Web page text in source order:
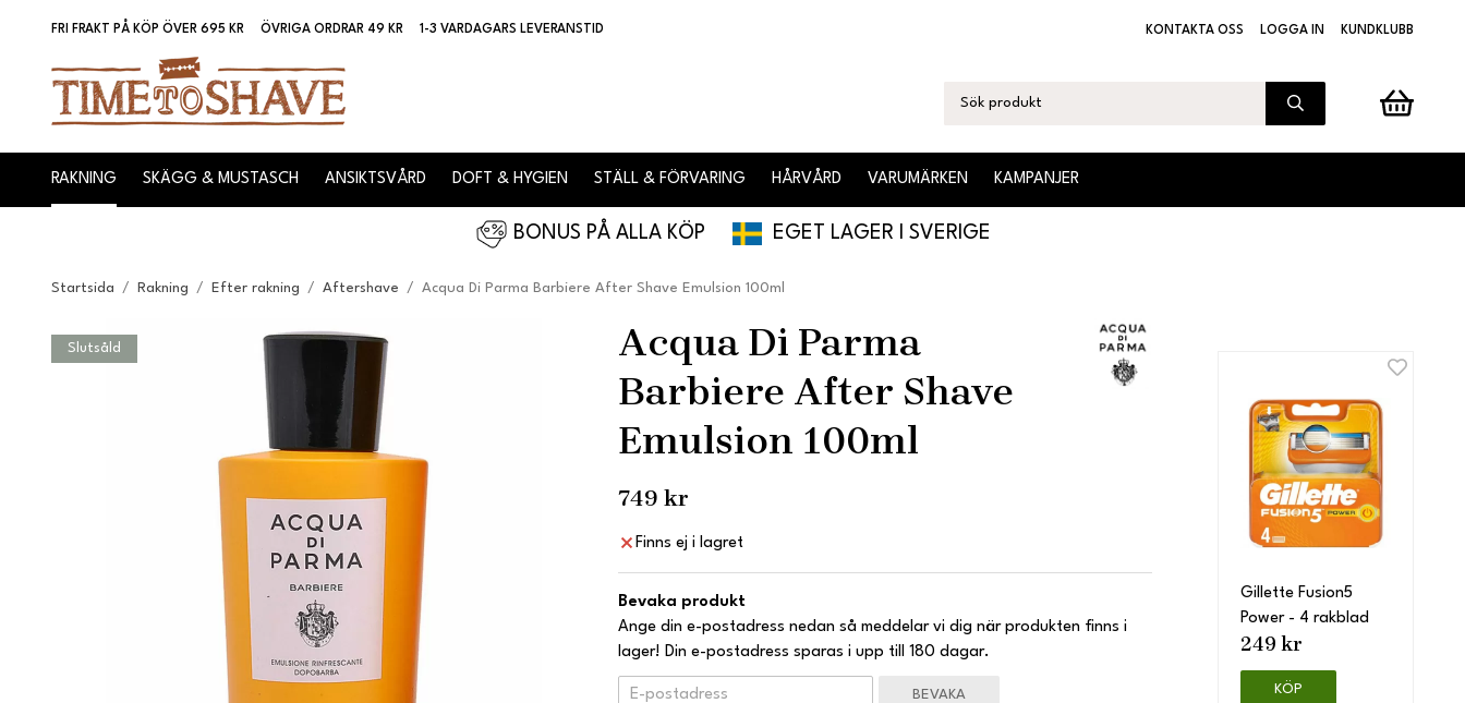
FRI FRAKT PÅ KÖP ÖVER 695 KR ÖVRIGA ORDRAR 49 KR 1-3 VARDAGARS LEVERANSTID KONTAKTA OSS LOGGA IN KUNDKLUBB
RAKNING SKÄGG & MUSTASCH ANSIKTSVÅRD DOFT & HYGIEN STÄLL & FÖRVARING HÅRVÅRD VARUMÄRKEN KAMPANJER
BONUS PÅ ALLA KÖP EGET LAGER I SVERIGE
Startsida / Rakning / Efter rakning / Aftershave / Acqua Di Parma Barbiere After Shave Emulsion 100ml
Slutsåld
Acqua Di Parma
Barbiere After Shave
Emulsion 100ml
749 kr
Finns ej i lagret
Bevaka produkt
Ange din e-postadress nedan så meddelar vi dig när produkten finns i
lager! Din e-postadress sparas i upp till 180 dagar.
BEVAKA
Gillette Fusion5
Power - 4 rakblad
249 kr
KÖP